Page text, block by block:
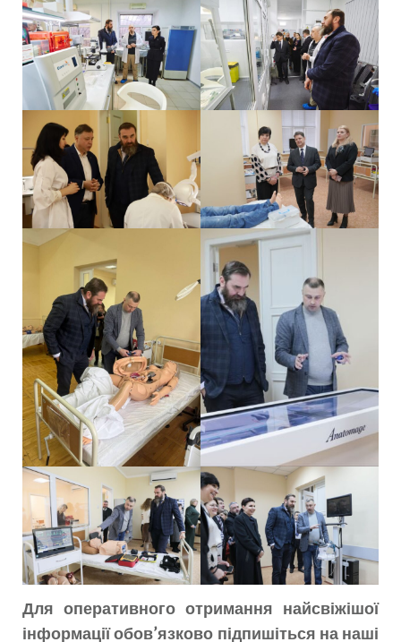
Для оперативного отримання найсвіжішої
інформації обов’язково підпишіться на наші